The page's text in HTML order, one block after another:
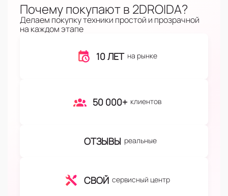
Почему покупают в 2DROIDA?
Делаем покупку техники простой и прозрачной
на каждом этапе
10 ЛЕТ на рынке
50 000+ клиентов
ОТЗЫВЫ реальные
СВОЙ сервисный центр